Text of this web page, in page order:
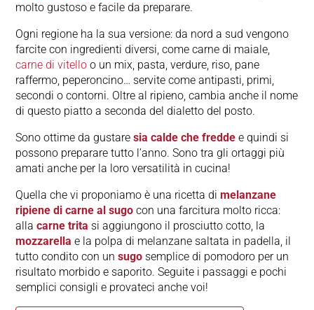
molto gustoso e facile da preparare.
Ogni regione ha la sua versione: da nord a sud vengono
farcite con ingredienti diversi, come carne di maiale,
carne di vitello o un mix, pasta, verdure, riso, pane
raffermo, peperoncino… servite come antipasti, primi,
secondi o contorni. Oltre al ripieno, cambia anche il nome
di questo piatto a seconda del dialetto del posto.
Sono ottime da gustaresia calde che fredde e quindi si
possono preparare tutto l’anno. Sono tra gli ortaggi più
amati anche per la loro versatilità in cucina!
Quella che vi proponiamo è una ricetta dimelanzane
ripiene di carne al sugo con una farcitura molto ricca:
allacarne trita si aggiungono il prosciutto cotto, la
mozzarella e la polpa di melanzane saltata in padella, il
tutto condito con unsugo semplice di pomodoro per un
risultato morbido e saporito. Seguite i passaggi e pochi
semplici consigli e provateci anche voi!